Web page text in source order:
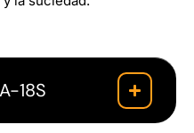
18S